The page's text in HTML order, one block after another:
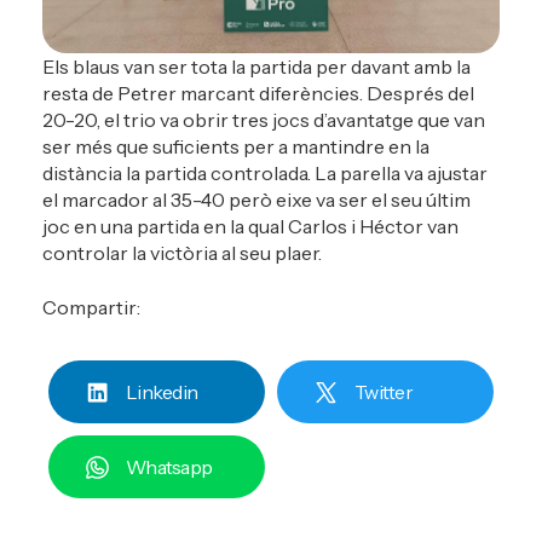
Els blaus van ser tota la partida per davant amb la
resta de Petrer marcant diferències. Després del
20-20, el trio va obrir tres jocs d’avantatge que van
ser més que suficients per a mantindre en la
distància la partida controlada. La parella va ajustar
el marcador al 35-40 però eixe va ser el seu últim
joc en una partida en la qual Carlos i Héctor van
controlar la victòria al seu plaer.
Compartir:
Linkedin Twitter
Whatsapp